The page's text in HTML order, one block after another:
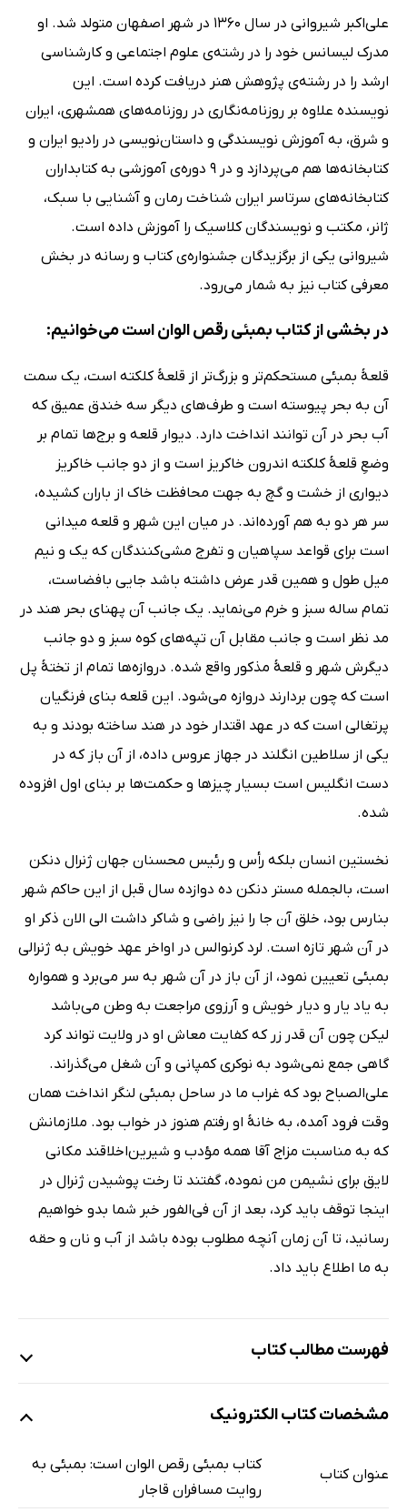
علی‌اکبر شیروانی در سال 1360 در شهر اصفهان متولد شد. او
مدرک لیسانس خود را در رشته‌ی علوم اجتماعی و کارشناسی
ارشد را در رشته‌ی پژوهش هنر دریافت کرده است. این
نویسنده علاوه بر روزنامه‌نگاری در روزنامه‌های همشهری، ایران
و شرق، به آموزش نویسندگی و داستان‌نویسی در رادیو ایران و
کتابخانه‌ها هم می‌پردازد و در 9 دوره‌ی آموزشی به کتابداران
کتابخانه‌های سرتاسر ایران شناخت رمان و آشنایی با سبک،
ژانر، مکتب و نویسندگان کلاسیک را آموزش داده است.
شیروانی یکی از برگزیدگان جشنواره‌ی کتاب و رسانه در بخش
معرفی کتاب نیز به شمار می‌رود.
در بخشی از کتاب بمبئی رقص الوان است می‌خوانیم:
قلعۀ بمبئی مستحکم‌تر و بزرگ‌تر از قلعۀ کلکته است، یک سمت
آن به بحر پیوسته است و طرف‌های دیگر سه خندق عمیق که
آب بحر در آن توانند انداخت دارد. دیوار قلعه و برج‌ها تمام بر
وضعِ قلعۀ کلکته اندرون خاکریز است و از دو جانب خاکریز
دیواری از خشت و گچ به جهت محافظت خاک از باران کشیده،
سر هر دو به هم آورده‌اند. در میان این شهر و قلعه میدانی
است برای قواعد سپاهیان و تفرج مشی‌کنندگان که یک و نیم
میل طول و همین قدر عرض داشته باشد جایی بافضاست،
تمام ساله سبز و خرم می‌نماید. یک جانب آن پهنای بحر هند در
مد نظر است و جانب مقابل آن تپه‌های کوه سبز و دو جانب
دیگرش شهر و قلعۀ مذکور واقع شده. دروازه‌ها تمام از تختۀ پل
است که چون بردارند دروازه می‌شود. این قلعه بنای فرنگیان
پرتغالی است که در عهد اقتدار خود در هند ساخته بودند و به
یکی از سلاطین انگلند در جهاز عروس داده، از آن باز که در
دست انگلیس است بسیار چیزها و حکمت‌ها بر بنای اول افزوده
شده.
نخستین انسان بلکه رأس و رئیس محسنان جهان ژنرال دنکن
است، بالجمله مستر دنکن ده دوازده سال قبل از این حاکم شهر
بنارس بود، خلق آن جا را نیز راضی و شاکر داشت الی الان ذکر او
در آن شهر تازه است. لرد کرنوالس در اواخر عهد خویش به ژنرالی
بمبئی تعیین نمود، از آن باز در آن شهر به سر می‌برد و همواره
به یاد یار و دیار خویش و آرزوی مراجعت به وطن می‌باشد
لیکن چون آن قدر زر که کفایت معاش او در ولایت تواند کرد
گاهی جمع نمی‌شود به نوکری کمپانی و آن شغل می‌گذراند.
علی‌الصباح بود که غراب ما در ساحل بمبئی لنگر انداخت همان
وقت فرود آمده، به خانۀ او رفتم هنوز در خواب بود. ملازمانش
که به مناسبت مزاج آقا همه مؤدب و شیرین‌اخلاقند مکانی
لایق برای نشیمن من نموده، گفتند تا رخت پوشیدن ژنرال در
اینجا توقف باید کرد، بعد از آن فی‌الفور خبر شما بدو خواهیم
رسانید، تا آن زمان آنچه مطلوب بوده باشد از آب و نان و حقه
به ما اطلاع باید داد.
فهرست مطالب کتاب
3: سلسلۀ فارسی - حاجی پیرزاده
مشخصات کتاب الکترونیک
عنوان کتاب
کتاب بمبئی رقص الوان است: بمبئی به
روایت مسافران قاجار